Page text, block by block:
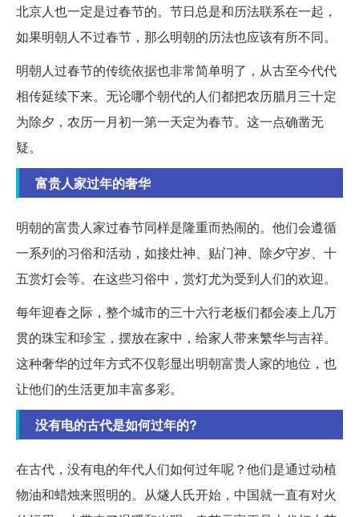
北京人也一定是过春节的。节日总是和历法联系在一起，
如果明朝人不过春节，那么明朝的历法也应该有所不同。
明朝人过春节的传统依据也非常简单明了，从古至今代代
相传延续下来。无论哪个朝代的人们都把农历腊月三十定
为除夕，农历一月初一第一天定为春节。这一点确凿无
疑。
富贵人家过年的奢华
明朝的富贵人家过春节同样是隆重而热闹的。他们会遵循
一系列的习俗和活动，如接灶神、贴门神、除夕守岁、十
五赏灯会等。在这些习俗中，赏灯尤为受到人们的欢迎。
每年迎春之际，整个城市的三十六行老板们都会凑上几万
贯的珠宝和珍宝，摆放在家中，给家人带来繁华与吉祥。
这种奢华的过年方式不仅彰显出明朝富贵人家的地位，也
让他们的生活更加丰富多彩。
没有电的古代是如何过年的?
在古代，没有电的年代人们如何过年呢？他们是通过动植
物油和蜡烛来照明的。从燧人氏开始，中国就一直有对火